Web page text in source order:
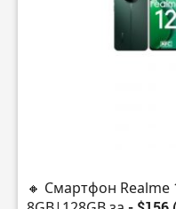
🔸 Смартфон Realme